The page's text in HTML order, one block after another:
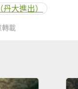
大進出）
轉載